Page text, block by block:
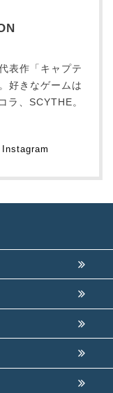
表作「キャプテ
好きなゲームは
ラ、SCYTHE。
Instagram